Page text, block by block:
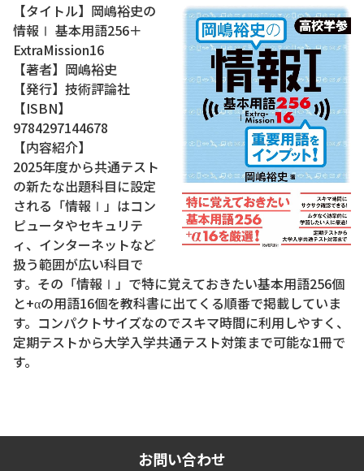
【タイトル】岡嶋裕史の
情報Ⅰ 基本用語256＋
ExtraMission16
【著者】岡嶋裕史
【発行】技術評論社
【ISBN】
9784297144678
【内容紹介】
2025年度から共通テスト
の新たな出題科目に設定
される「情報Ⅰ」はコン
ピュータやセキュリテ
ィ、インターネットなど
扱う範囲が広い科目で
す。その「情報Ⅰ」で特に覚えておきたい基本用語256個
と+αの用語16個を教科書に出てくる順番で掲載していま
す。コンパクトサイズなのでスキマ時間に利用しやすく、
定期テストから大学入学共通テスト対策まで可能な1冊で
す。
お問い合わせ